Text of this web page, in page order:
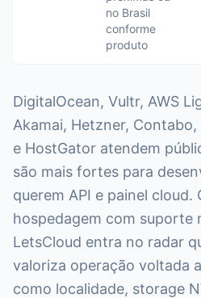
no Brasil
conforme
produto
DigitalOcean, Vultr, AWS
Akamai, Hetzner,
e HostGator atendem
são mais fortes para
querem API e painel cloud.
hospedagem com suporte
LetsCloud entra no radar
valoriza operação voltada
como localidade, storage